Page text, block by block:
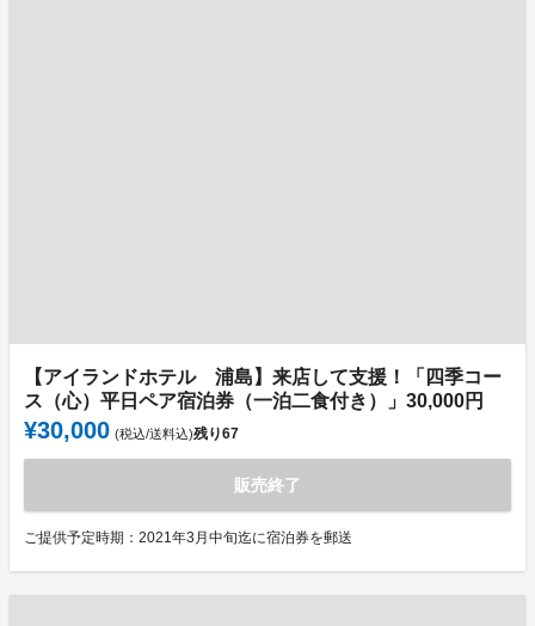
【アイランドホテル 浦島】来店して支援！「四季コー
ス（心）平日ペア宿泊券（一泊二食付き）」30,000円
¥30,000 (税込/送料込)残り67
販売終了
ご提供予定時期：2021年3月中旬迄に宿泊券を郵送